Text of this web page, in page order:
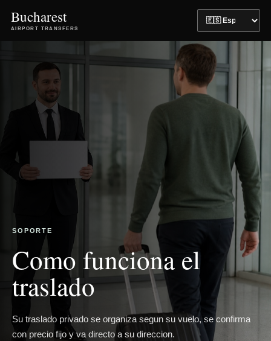
Bucharest
AIRPORT TRANSFERS
SOPORTE
Como funciona el
traslado
Su traslado privado se organiza segun su vuelo, se confirma
con precio fijo y va directo a su direccion.